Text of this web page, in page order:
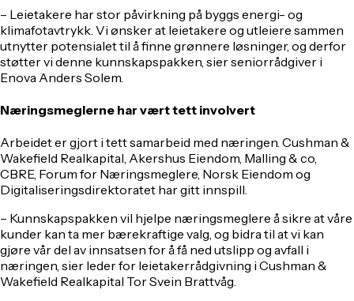
– Leietakere har stor påvirkning på byggs energi- og
klimafotavtrykk. Vi ønsker at leietakere og utleiere sammen
utnytter potensialet til å finne grønnere løsninger, og derfor
støtter vi denne kunnskapspakken, sier seniorrådgiver i
Enova Anders Solem.
Næringsmeglerne har vært tett involvert
Arbeidet er gjort i tett samarbeid med næringen. Cushman &
Wakefield Realkapital, Akershus Eiendom, Malling & co,
CBRE, Forum for Næringsmeglere, Norsk Eiendom og
Digitaliseringsdirektoratet har gitt innspill.
– Kunnskapspakken vil hjelpe næringsmeglere å sikre at våre
kunder kan ta mer bærekraftige valg, og bidra til at vi kan
gjøre vår del av innsatsen for å få ned utslipp og avfall i
næringen, sier leder for leietakerrådgivning i Cushman &
Wakefield Realkapital Tor Svein Brattvåg.